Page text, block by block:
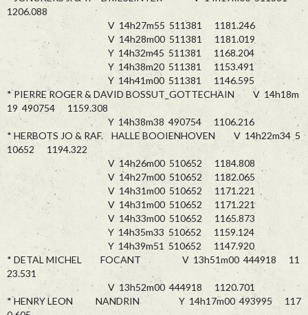
1206.088
V 14h27m55 511381 1181.246
V 14h28m00 511381 1181.019
Y 14h32m45 511381 1168.204
Y 14h38m20 511381 1153.491
Y 14h41m00 511381 1146.595
* PIERRE ROGER & DAVID BOSSUT_GOTTECHAIN V 14h18m
19 490754 1159.308
Y 14h38m38 490754 1106.216
* HERBOTS JO & RAF. HALLE BOOIENHOVEN V 14h22m34 5
10652 1194.322
V 14h26m00 510652 1184.808
V 14h27m00 510652 1182.065
V 14h31m00 510652 1171.221
V 14h31m00 510652 1171.221
V 14h33m00 510652 1165.873
Y 14h35m33 510652 1159.124
Y 14h39m51 510652 1147.920
* DETAL MICHEL FOCANT V 13h51m00 444918 11
23.531
V 13h52m00 444918 1120.701
* HENRY LEON NANDRIN Y 14h17m00 493995 117